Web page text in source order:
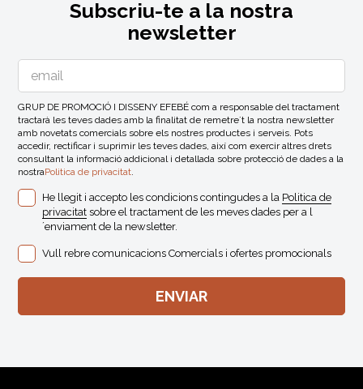
Subscriu-te a la nostra
newsletter
GRUP DE PROMOCIÓ I DISSENY EFEBÉ com a responsable del tractament
tractarà les teves dades amb la finalitat de remetre´t la nostra newsletter
amb novetats comercials sobre els nostres productes i serveis. Pots
accedir, rectificar i suprimir les teves dades, així com exercir altres drets
consultant la informació addicional i detallada sobre protecció de dades a la
nostraPolitica de privacitat.
He llegit i accepto les condicions contingudes a la Politica de
privacitat sobre el tractament de les meves dades per a l
´enviament de la newsletter.
Vull rebre comunicacions Comercials i ofertes promocionals